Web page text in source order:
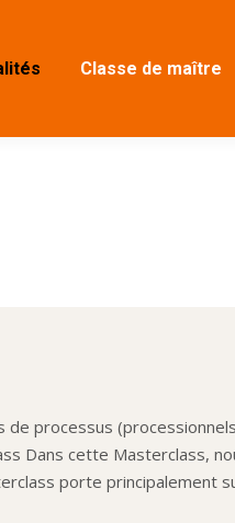
Classe de maître
processus
Dans cette Masterclass,
porte principalement